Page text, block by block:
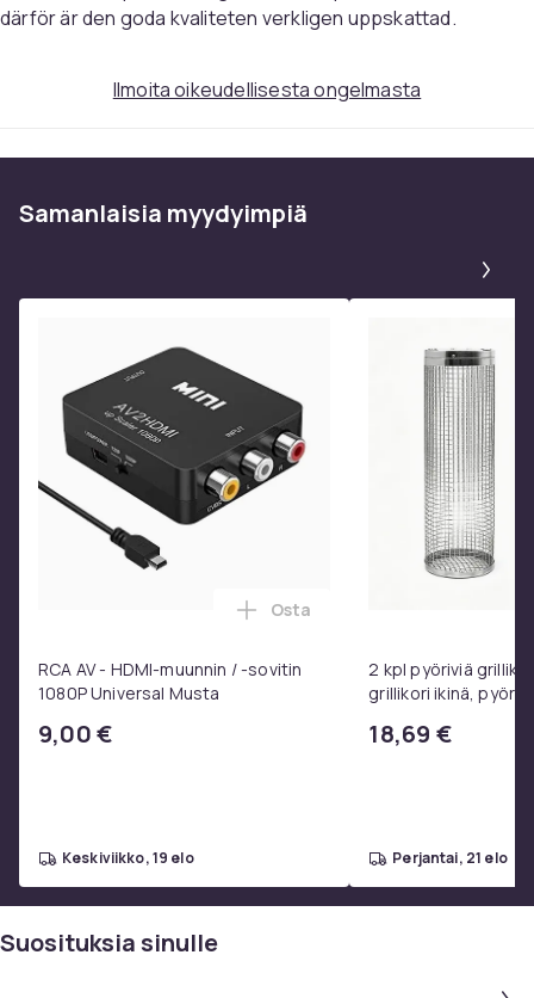
därför är den goda kvaliteten verkligen uppskattad.
Ilmoita oikeudellisesta ongelmasta
Samanlaisia ​​myydyimpiä
RCA AV - HDMI-muunnin / -sovitin
1080P Universal Musta
9,00 €
Lisää RCA AV - HDMI-
Osta
keskiviikko, 19 elo
2 kpl pyöriviä
grillikori ikinä,
valmistettu
18,69 €
perjantai, 21 elo
Suosituksia sinulle